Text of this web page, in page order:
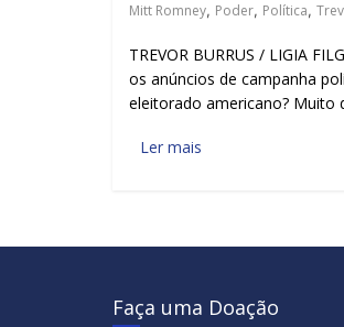
Mitt Romney, Poder, Política,
TREVOR BURRUS / LIGIA
os anúncios de campanha
eleitorado americano? Muito
Ler mais
Faça uma Doação